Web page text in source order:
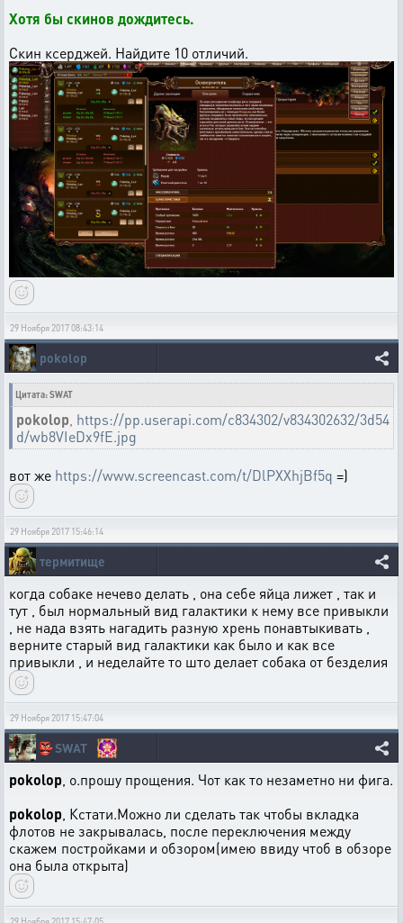
Хотя бы скинов дождитесь.
Скин ксерджей. Найдите 10 отличий.
29 Ноября 2017 08:43:14
pokolop
Цитата: SWAT
pokolop, https://pp.userapi.com/c834302/v834302632/3d54
d/wb8VIeDx9fE.jpg
вот же https://www.screencast.com/t/DlPXXhjBf5q =)
29 Ноября 2017 15:46:14
термитище
когда собаке нечево делать , она себе яйца лижет , так и
тут , был нормальный вид галактики к нему все привыкли
, не нада взять нагадить разную хрень понавтыкивать ,
верните старый вид галактики как было и как все
привыкли , и неделайте то што делает собака от безделия
29 Ноября 2017 15:47:04
👺SWAT
pokolop, о.прошу прощения. Чот как то незаметно ни фига.
pokolop, Кстати.Можно ли сделать так чтобы вкладка
флотов не закрывалась, после переключения между
скажем постройками и обзором(имею ввиду чтоб в обзоре
она была открыта)